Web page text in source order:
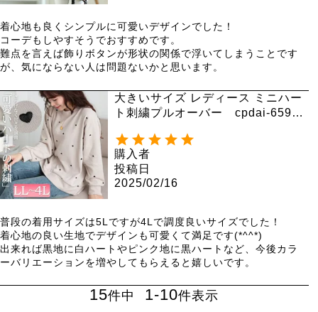
着心地も良くシンプルに可愛いデザインでした！
コーデもしやすそうでおすすめです。
難点を言えば飾りボタンが形状の関係で浮いてしまうことです
が、気にならない人は問題ないかと思います。
大きいサイズ レディース ミニハー
ト刺繍プルオーバー cpdai-65955
購入者
投稿日
2025/02/16
普段の着用サイズは5Lですが4Lで調度良いサイズでした！
着心地の良い生地でデザインも可愛くて満足です(*^^*)
出来れば黒地に白ハートやピンク地に黒ハートなど、今後カラ
ーバリエーションを増やしてもらえると嬉しいです。
15件中 1-10件表示